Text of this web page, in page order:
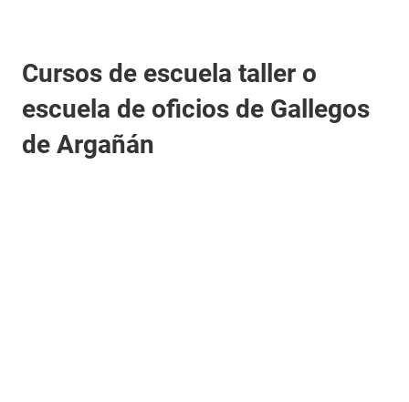
Cursos de escuela taller o
escuela de oficios de Gallegos
de Argañán